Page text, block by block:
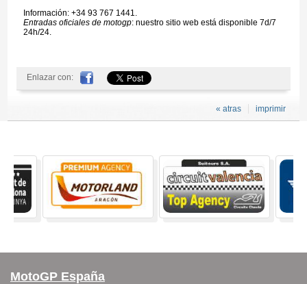
Información: +34 93 767 1441.
Entradas oficiales de motogp: nuestro sitio web está disponible 7d/7
24h/24.
Enlazar con:
imprimir
« atras
MotoGP España